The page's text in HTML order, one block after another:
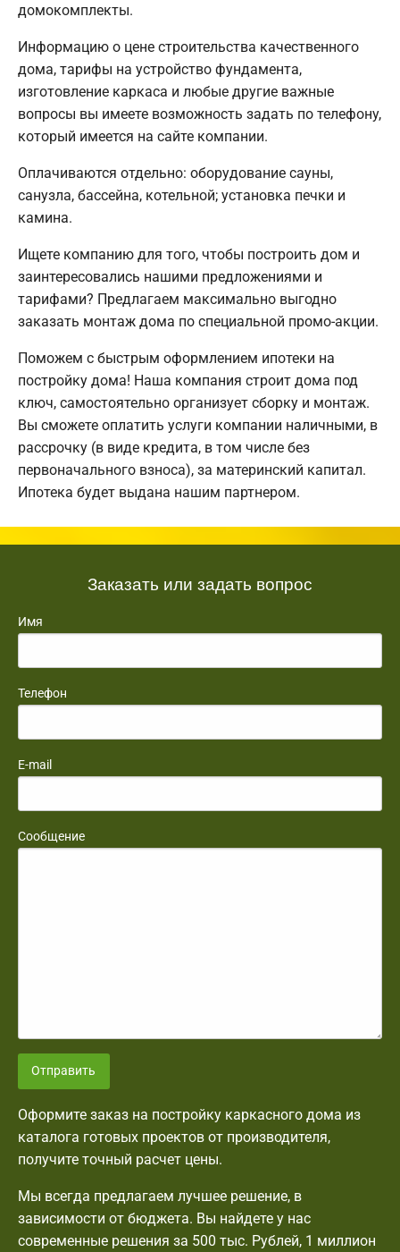
домокомплекты.
Информацию о цене строительства качественного
дома, тарифы на устройство фундамента,
изготовление каркаса и любые другие важные
вопросы вы имеете возможность задать по телефону,
который имеется на сайте компании.
Оплачиваются отдельно: оборудование сауны,
санузла, бассейна, котельной; установка печки и
камина.
Ищете компанию для того, чтобы построить дом и
заинтересовались нашими предложениями и
тарифами? Предлагаем максимально выгодно
заказать монтаж дома по специальной промо-акции.
Поможем с быстрым оформлением ипотеки на
постройку дома! Наша компания строит дома под
ключ, самостоятельно организует сборку и монтаж.
Вы сможете оплатить услуги компании наличными, в
рассрочку (в виде кредита, в том числе без
первоначального взноса), за материнский капитал.
Ипотека будет выдана нашим партнером.
Заказать или задать вопрос
Имя
Телефон
E-mail
Сообщение
Отправить
Оформите заказ на постройку каркасного дома из
каталога готовых проектов от производителя,
получите точный расчет цены.
Мы всегда предлагаем лучшее решение, в
зависимости от бюджета. Вы найдете у нас
современные решения за 500 тыс. Рублей, 1 миллион